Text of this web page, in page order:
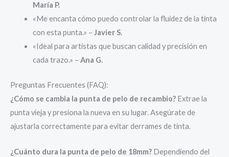
María P.
«Me encanta cómo puedo controlar la fluidez de la tinta
con esta punta.» – Javier S.
«Ideal para artistas que buscan calidad y precisión en
cada trazo.» – Ana G.
Preguntas Frecuentes (FAQ):
¿Cómo se cambia la punta de pelo de recambio? Extrae la
punta vieja y presiona la nueva en su lugar. Asegúrate de
ajustarla correctamente para evitar derrames de tinta.
¿Cuánto dura la punta de pelo de 18mm? Dependiendo del